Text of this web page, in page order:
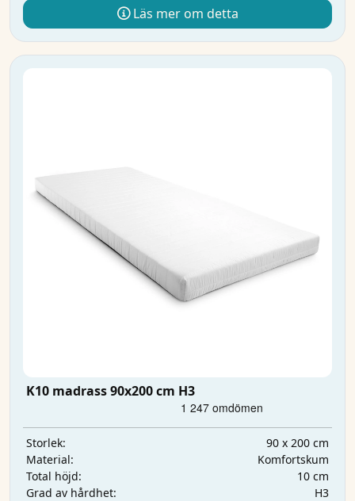
Läs mer om detta
K10 madrass 90x200 cm H3
Storlek:
90 x 200 cm
Material:
Komfortskum
Total höjd:
10 cm
Grad av hårdhet:
H3